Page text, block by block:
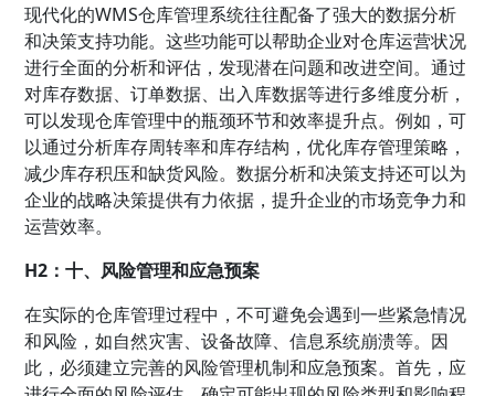
现代化的WMS仓库管理系统往往配备了强大的数据分析
和决策支持功能。这些功能可以帮助企业对仓库运营状况
进行全面的分析和评估，发现潜在问题和改进空间。通过
对库存数据、订单数据、出入库数据等进行多维度分析，
可以发现仓库管理中的瓶颈环节和效率提升点。例如，可
以通过分析库存周转率和库存结构，优化库存管理策略，
减少库存积压和缺货风险。数据分析和决策支持还可以为
企业的战略决策提供有力依据，提升企业的市场竞争力和
运营效率。
H2：十、风险管理和应急预案
在实际的仓库管理过程中，不可避免会遇到一些紧急情况
和风险，如自然灾害、设备故障、信息系统崩溃等。因
此，必须建立完善的风险管理机制和应急预案。首先，应